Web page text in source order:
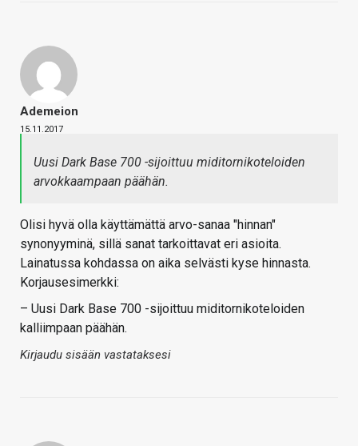
Ademeion
15.11.2017
Uusi Dark Base 700 -sijoittuu miditornikoteloiden
arvokkaampaan päähän.
Olisi hyvä olla käyttämättä arvo-sanaa "hinnan"
synonyyminä, sillä sanat tarkoittavat eri asioita.
Lainatussa kohdassa on aika selvästi kyse hinnasta.
Korjausesimerkki:
– Uusi Dark Base 700 -sijoittuu miditornikoteloiden
kalliimpaan päähän.
Kirjaudu sisään vastataksesi